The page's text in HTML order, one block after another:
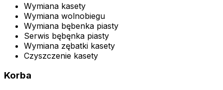
Wymiana kasety
Wymiana wolnobiegu
Wymiana bębenka piasty
Serwis bębęnka piasty
Wymiana zębatki kasety
Czyszczenie kasety
Korba